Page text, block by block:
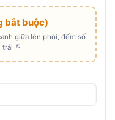
bắt buộc)
giữa lên phôi, đếm số
trái ↖